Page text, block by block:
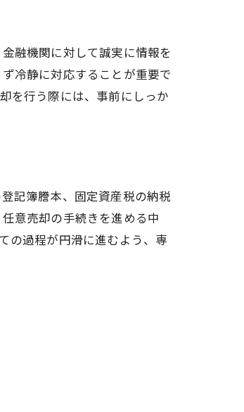
融機関に対して誠実に情報を
冷静に対応することが重要で
を行う際には、事前にしっか
記簿謄本、固定資産税の納税
意売却の手続きを進める中
の過程が円滑に進むよう、専